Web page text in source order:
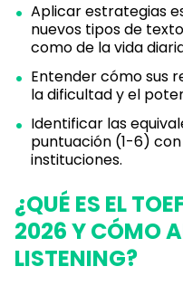
Aplicar estrategias
nuevos tipos de
como de la vida
Entender cómo sus
la dificultad y el
Identificar las
puntuación (1-6)
instituciones.
¿QUÉ ES EL
2026 Y CÓMO
LISTENING?